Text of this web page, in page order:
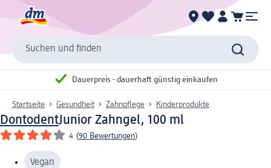
Suchen und finden
Dauerpreis - dauerhaft günstig einkaufen
Startseite Gesundheit Zahnpflege Kinderprodukte
DontodentJunior Zahngel, 100 ml
4 (90 Bewertungen)
Vegan